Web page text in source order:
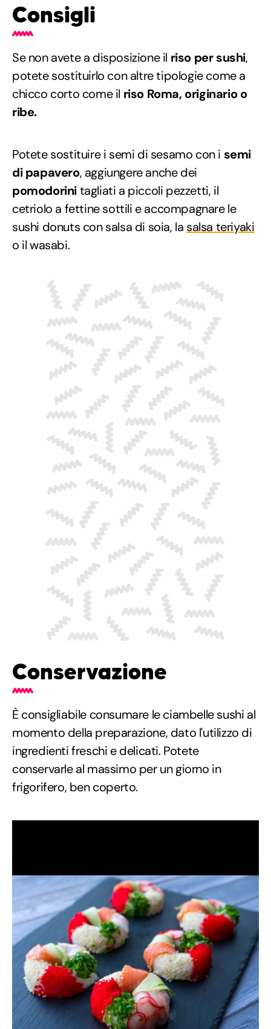
Consigli
Se non avete a disposizione il riso per sushi,
potete sostituirlo con altre tipologie come a
chicco corto come il riso Roma, originario o
ribe.
Potete sostituire i semi di sesamo con i semi
di papavero, aggiungere anche dei
pomodorinitagliati a piccoli pezzetti, il
cetriolo a fettine sottili e accompagnare le
sushi donuts con salsa di soia, la salsa teriyaki
o il wasabi.
Conservazione
È consigliabile consumare le ciambelle sushi al
momento della preparazione, dato l'utilizzo di
ingredienti freschi e delicati. Potete
conservarle al massimo per un giorno in
frigorifero, ben coperto.